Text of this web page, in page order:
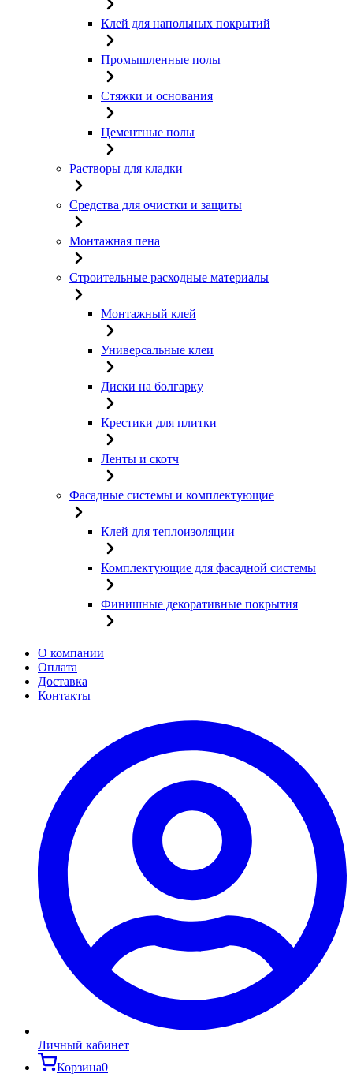
Клей для напольных покрытий
Промышленные полы
Стяжки и основания
Цементные полы
Растворы для кладки
Средства для очистки и защиты
Монтажная пена
Строительные расходные материалы
Монтажный клей
Универсальные клеи
Диски на болгарку
Крестики для плитки
Ленты и скотч
Фасадные системы и комплектующие
Клей для теплоизоляции
Комплектующие для фасадной системы
Финишные декоративные покрытия
О компании
Оплата
Доставка
Контакты
Личный кабинет
Корзина0